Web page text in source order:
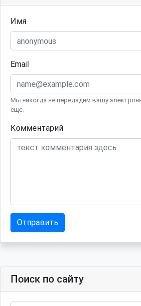
Имя
Email
Мы никогда не передадим вашу
еще.
Комментарий
Отправить
Поиск по сайту